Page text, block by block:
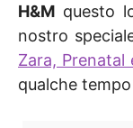
H&M questo
nostro
Zara, Prenatal
qualche